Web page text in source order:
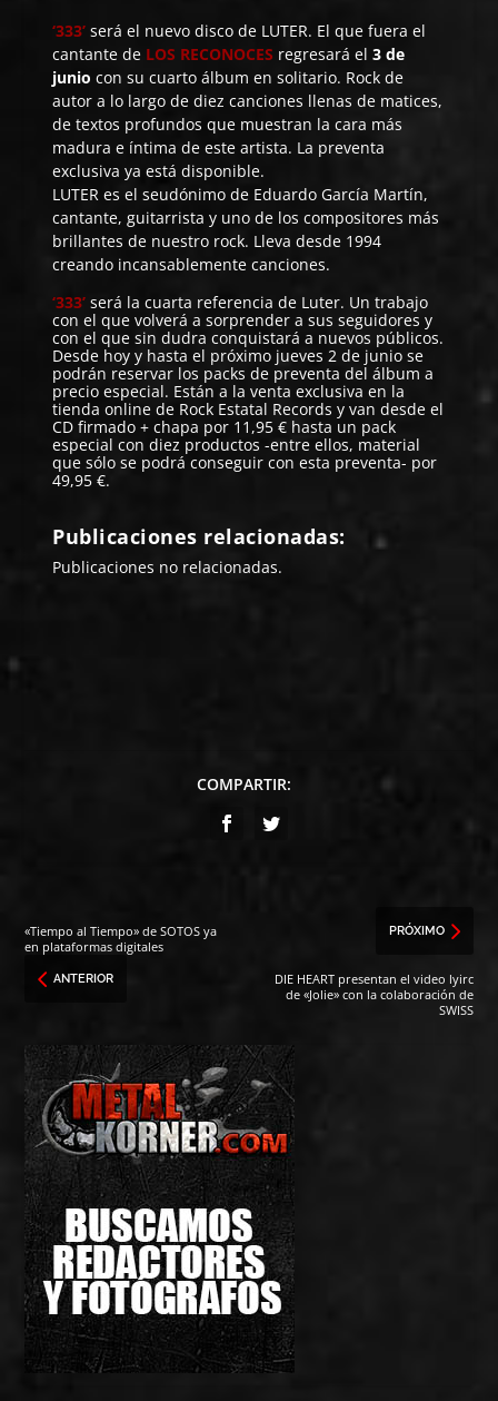
‘333’ será el nuevo disco de LUTER. El que fuera el
cantante de LOS RECONOCES regresará el 3 de
junio con su cuarto álbum en solitario. Rock de
autor a lo largo de diez canciones llenas de matices,
de textos profundos que muestran la cara más
madura e íntima de este artista. La preventa
exclusiva ya está disponible.
LUTER es el seudónimo de Eduardo García Martín,
cantante, guitarrista y uno de los compositores más
brillantes de nuestro rock. Lleva desde 1994
creando incansablemente canciones.
‘333’ será la cuarta referencia de Luter. Un trabajo
con el que volverá a sorprender a sus seguidores y
con el que sin dudra conquistará a nuevos públicos.
Desde hoy y hasta el próximo jueves 2 de junio se
podrán reservar los packs de preventa del álbum a
precio especial. Están a la venta exclusiva en la
tienda online de Rock Estatal Records y van desde el
CD firmado + chapa por 11,95 € hasta un pack
especial con diez productos -entre ellos, material
que sólo se podrá conseguir con esta preventa- por
49,95 €.
Publicaciones relacionadas:
Publicaciones no relacionadas.
COMPARTIR:
«Tiempo al Tiempo» de SOTOS ya
en plataformas digitales
ANTERIOR
PRÓXIMO
DIE HEART presentan el video lyirc
de «Jolie» con la colaboración de
SWISS